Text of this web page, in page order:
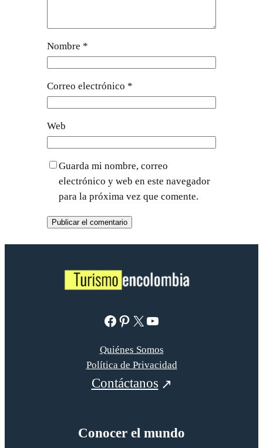
Nombre *
Correo electrónico *
Web
Guarda mi nombre, correo
electrónico y web en este navegador
para la próxima vez que comente.
Facebook Pinterest X YouTube
Quiénes Somos
Política de Privacidad
Contáctanos
Conocer el mundo